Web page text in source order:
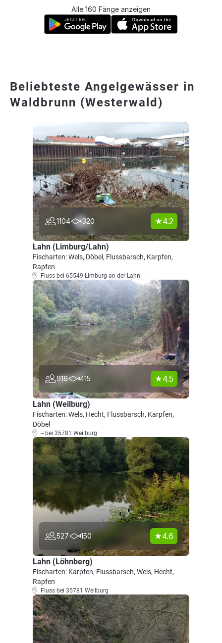
Alle 160 Fänge anzeigen
Beliebteste Angelgewässer in
Waldbrunn (Westerwald)
1104 320 4.2
Lahn (Limburg/Lahn)
Fischarten: Wels, Döbel, Flussbarsch, Karpfen,
Rapfen
Fluss bei 65549 Limburg an der Lahn
916 415 4.5
Lahn (Weilburg)
Fischarten: Wels, Hecht, Flussbarsch, Karpfen,
Döbel
-- bei 35781 Weilburg
527 150 4.6
Lahn (Löhnberg)
Fischarten: Karpfen, Flussbarsch, Wels, Hecht,
Rapfen
Fluss bei 35781 Weilburg